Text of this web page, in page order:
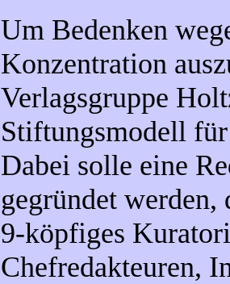
Um Bedenken
Konzentration
Verlagsgruppe
Stiftungsmodell
Dabei solle eine
gegründet
9-köpfiges
Chefredakteuren,